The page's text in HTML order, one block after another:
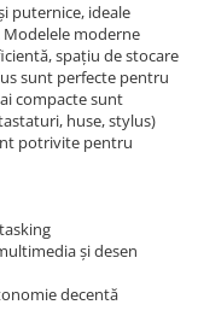
puternice, ideale
moderne
spațiu de stocare
sunt perfecte pentru
compacte sunt
huse, stylus)
potrivite pentru
și desen
decentă